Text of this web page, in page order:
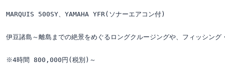
MARQUIS 500SY、YAMAHA YFR(ソナーエアコン付)
伊豆諸島～離島までの絶景をめぐるロングクルージングや、フィッシン
※4時間 800,000円(税別)～